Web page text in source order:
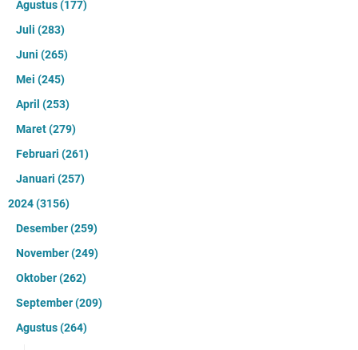
Agustus(177)
Juli (283)
Juni (265)
Mei (245)
April (253)
Maret(279)
Februari (261)
Januari (257)
2024(3156)
Desember(259)
November(249)
Oktober(262)
September(209)
Agustus(264)